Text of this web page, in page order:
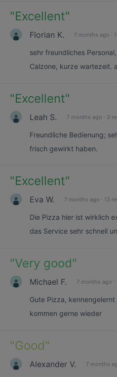
"Excellent"
Florian K. 7 months ago ·
sehr freundliches
Calzone, kurze wartezeit.
"Excellent"
Leah S. 7 months ago · 3
Freundliche Bedienung;
frisch gewirkt haben.
"Excellent"
Eva W. 7 months ago · 13
Die Pizza hier ist wirklich
das Service sehr schnell
"Very good"
Michael F. 7 months ago ·
Gute Pizza,
kommen gerne wieder
"Good"
Alexander V. 7 months